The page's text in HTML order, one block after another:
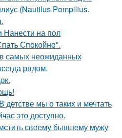
(Nautilus Pompilius.
Нанести на пол
Спокойно".
самых неожиданных
рядом.
мы о таких и мечтать
это доступно.
своему бывшему мужу